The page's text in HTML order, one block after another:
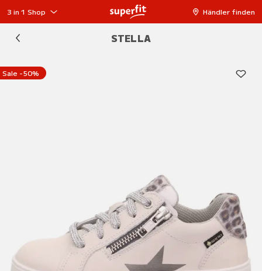
3 in 1 Shop Händler finden
STELLA
Sale -50%